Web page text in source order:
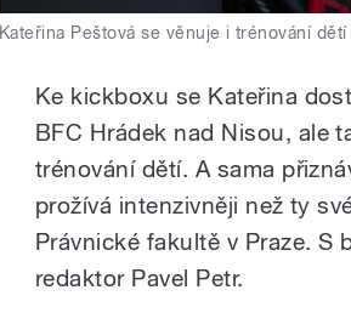
Kateřina Peštová se věnuje i trénování dětí
Ke kickboxu se Kateřina
BFC Hrádek nad Nisou, ale
trénování dětí. A sama
prožívá intenzivněji než ty
Právnické fakultě v Praze. S
redaktor Pavel Petr.